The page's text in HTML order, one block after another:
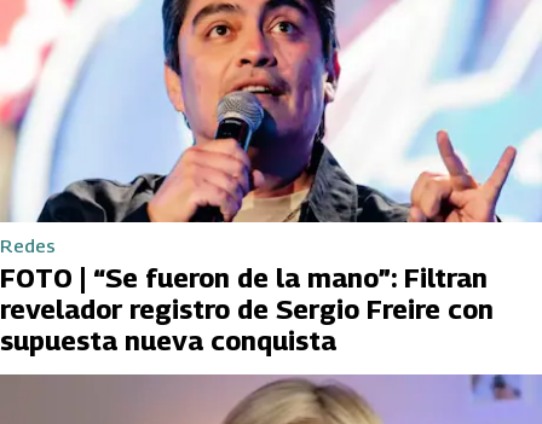
Redes
FOTO | “Se fueron de la mano”: Filtran
revelador registro de Sergio Freire con
supuesta nueva conquista